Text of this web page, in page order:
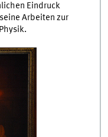
Eindruck
Arbeiten zur